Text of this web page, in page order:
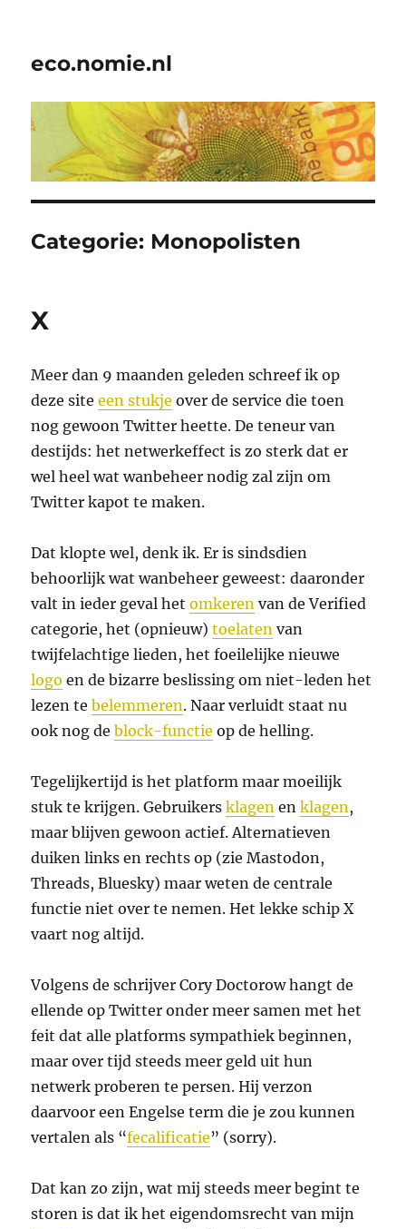
eco.nomie.nl
Categorie: Monopolisten
X
Meer dan 9 maanden geleden schreef ik op
deze siteeen stukje over de service die toen
nog gewoon Twitter heette. De teneur van
destijds: het netwerkeffect is zo sterk dat er
wel heel wat wanbeheer nodig zal zijn om
Twitter kapot te maken.
Dat klopte wel, denk ik. Er is sindsdien
behoorlijk wat wanbeheer geweest: daaronder
valt in ieder geval hetomkeren van de Verified
categorie, het (opnieuw)toelaten van
twijfelachtige lieden, het foeilelijke nieuwe
logo en de bizarre beslissing om niet-leden het
lezen tebelemmeren. Naar verluidt staat nu
ook nog deblock-functie op de helling.
Tegelijkertijd is het platform maar moeilijk
stuk te krijgen. Gebruikersklagen enklagen,
maar blijven gewoon actief. Alternatieven
duiken links en rechts op (zie Mastodon,
Threads, Bluesky) maar weten de centrale
functie niet over te nemen. Het lekke schip X
vaart nog altijd.
Volgens de schrijver Cory Doctorow hangt de
ellende op Twitter onder meer samen met het
feit dat alle platforms sympathiek beginnen,
maar over tijd steeds meer geld uit hun
netwerk proberen te persen. Hij verzon
daarvoor een Engelse term die je zou kunnen
vertalen als “fecalificatie” (sorry).
Dat kan zo zijn, wat mij steeds meer begint te
storen is dat ik het eigendomsrecht van mijn